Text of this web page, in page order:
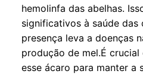
hemolinfa das abelhas.
significativos à saúde das
presença leva a doenças
produção de mel.É
esse ácaro para manter a